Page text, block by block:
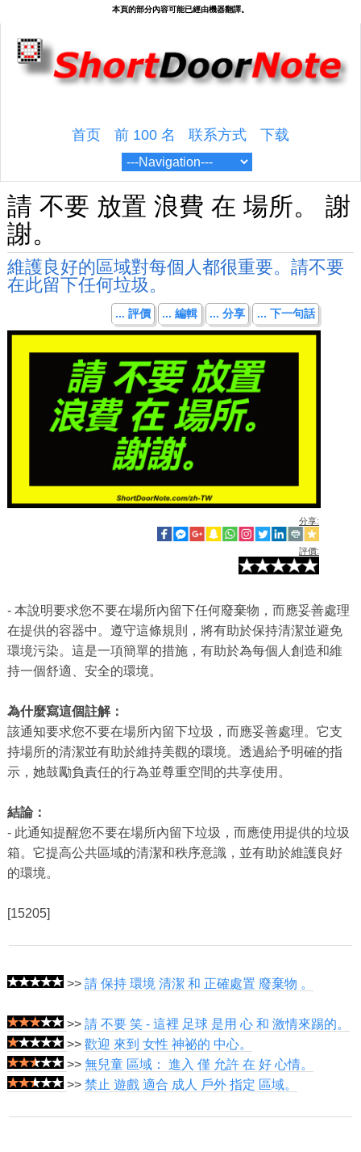
首页 前 100 名 联系方式 下载
請 不要 放置 浪費 在 場所。 謝
謝。
維護良好的區域對每個人都很重要。請不要
在此留下任何垃圾。
... 評價 ... 編輯 ... 分享 ... 下一句話
分享:
評價:
- 本說明要求您不要在場所內留下任何廢棄物，而應妥善處理
在提供的容器中。遵守這條規則，將有助於保持清潔並避免
環境污染。這是一項簡單的措施，有助於為每個人創造和維
持一個舒適、安全的環境。
為什麼寫這個註解：
該通知要求您不要在場所內留下垃圾，而應妥善處理。它支
持場所的清潔並有助於維持美觀的環境。透過給予明確的指
示，她鼓勵負責任的行為並尊重空間的共享使用。
結論：
- 此通知提醒您不要在場所內留下垃圾，而應使用提供的垃圾
箱。它提高公共區域的清潔和秩序意識，並有助於維護良好
的環境。
[15205]
>> 請 保持 環境 清潔 和 正確處置 廢棄物 。
>> 請 不要 笑 - 這裡 足球 是用 心 和 激情來踢的。
>> 歡迎 來到 女性 神祕的 中心。
>> 無兒童 區域： 進入 僅 允許 在 好 心情。
>> 禁止 遊戲 適合 成人 戶外 指定 區域。